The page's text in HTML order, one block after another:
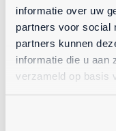
informatie over uw
partners voor social
partners kunnen
informatie die u aan
verzameld op basis
Unieke
hefkracht
zoals
Aparte rij-